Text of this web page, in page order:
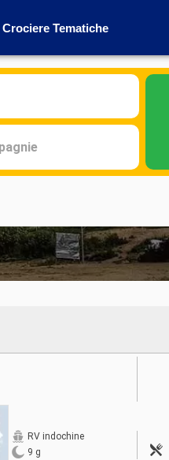
Crociere Tematiche
RV indochine
9 g